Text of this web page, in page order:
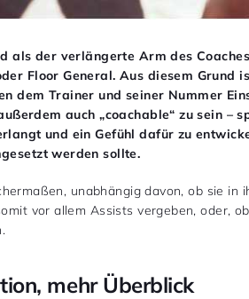
als der verlängerte Arm des
Floor General. Aus diesem Grund
dem Trainer und seiner Nummer
auch „coachable“ zu sein –
und ein Gefühl dafür zu
werden sollte.
unabhängig davon, ob sie in
vor allem Assists vergeben, oder,
mehr Überblick